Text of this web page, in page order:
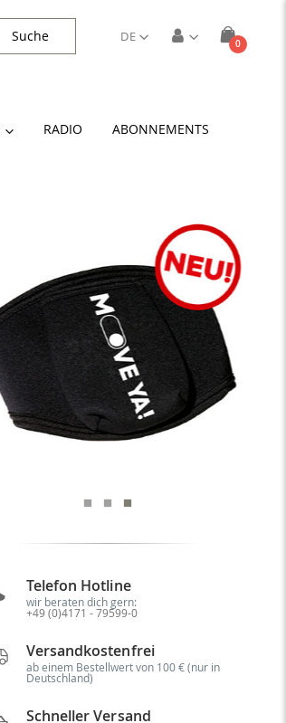
Cart
0Artikel
DE
Suche
RADIO ABONNEMENTS
Telefon Hotline
wir beraten dich gern:
+49 (0)4171 - 79599-0
Versandkostenfrei
ab einem Bestellwert von 100 € (nur in
Deutschland)
Schneller Versand